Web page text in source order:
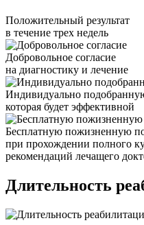
Положительный результат
в течение трех недель
Добровольное согласие
на диагностику и лечение
Индивидуально
которая будет эффективной
Бесплатную пожизненную
при прохождении полного
рекомендаций лечащего
Длительность